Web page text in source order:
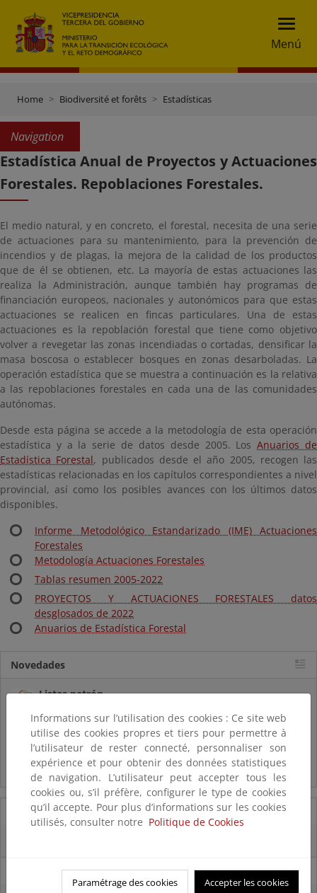
Menú
Home Biodiversité et forêts Estadísticas
Navigation
Estadística Anual de Proyectos y Actuaciones
Forestales. Repoblaciones Forestales.
El medio natural, y en concreto, el forestal, necesita de una serie
de actuaciones para su mantenimiento, para la prevención de
incendios y de plagas, la mejora de la calidad de los productos
que de él se obtienen, etc. La mayoría de estas actuaciones las
realiza la Administración, aunque también hay programas de
financiación europeos, nacionales y autonómicos para que estas
actuaciones se realicen en fincas particulares. Una de estas
actuaciones es la repoblación forestal que tiene como objetivo
volver a revegetar las zonas incendiadas o cortadas, densificar la
masa boscosa o establecer bosques en zonas desarboladas. La
operación estadística que se muestra a continuación es la relativa
a las repoblaciones forestales en cada una de las comunidades
autónomas.
Desde esta página se accede a la metodología de esta operación
estadística y a la serie de datos desde 2005. LosAnuarios de
Estadística Forestal, publicados desde el año 2005, recogen las
estadísticas relacionadas en los capítulos correspondientes a nivel
provincial, así como los posibles avances con los últimos datos
disponibles.
Informe Metodológico Estandarizado (IME) Actuaciones
Forestales
Metodología Actuaciones Forestales
Tablas resumen 2005-2022
PROYECTOS Y ACTUACIONES FORESTALES datos
desglosados de 2022
Anuarios de Estadística Forestal
Novedades
Listas patrón
silvestres presentes en España
Preguntas frecuentes...
Acceso a los recursos genéticos y reparto de beneficios
07/08/2025
27/06/2025
Informations sur l’utilisation des cookies : Ce site web
utilise des cookies propres et tiers pour permettre à
l’utilisateur de rester connecté, personnaliser son
expérience et pour obtenir des données statistiques
de navigation. L’utilisateur peut accepter tous les
cookies ou, s’il préfère, configurer le type de cookies
qu’il accepte. Pour plus d’informations sur les cookies
utilisés, consulter notre Politique de Cookies
Paramétrage des cookies Accepter les cookies